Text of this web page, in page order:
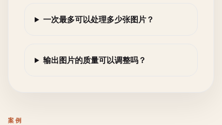
一次最多可以处理多少张图片？
输出图片的质量可以调整吗？
案例